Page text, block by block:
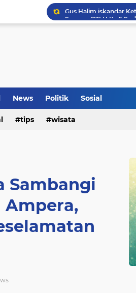
Voli Menjadi Pengisi
News Politik Sosial
tips wisata
Sambangi
Ampera,